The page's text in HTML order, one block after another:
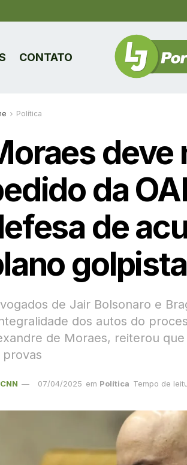
CONTATO
Política
deve
da
de
golpista
de Jair Bolsonaro e
dos autos do
de Moraes, reiterou
provas
CNN 07/04/2025 em Política Tempo de